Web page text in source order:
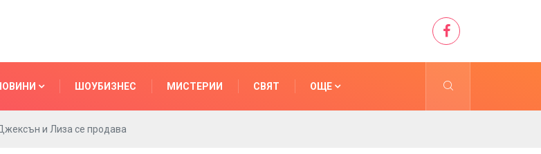
ШОУБИЗНЕС МИСТЕРИИ СВЯТ ОЩЕ
и Лиза се продава